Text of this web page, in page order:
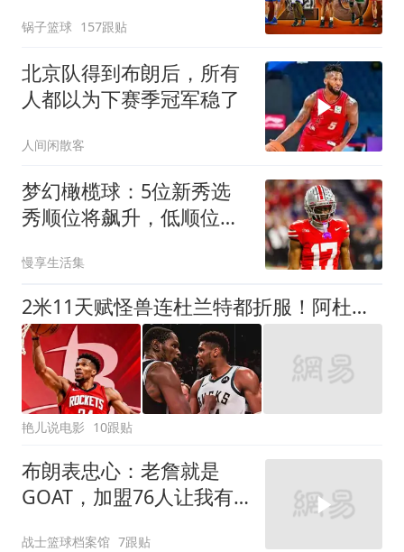
锅子篮球 157跟贴
北京队得到布朗后，所有
人都以为下赛季冠军稳了
人间闲散客
梦幻橄榄球：5位新秀选
秀顺位将飙升，低顺位偷
慢享生活集
2米11天赋怪兽连杜兰特都折服！阿杜直言他有望成为历史最强
艳儿说电影 10跟贴
布朗表忠心：老詹就是
GOAT，加盟76人让我有
战士篮球档案馆 7跟贴